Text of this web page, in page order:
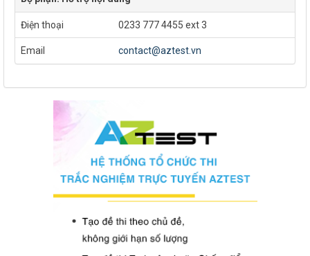
Điện thoại 0233 777 4455 ext 3
Email contact@aztest.vn